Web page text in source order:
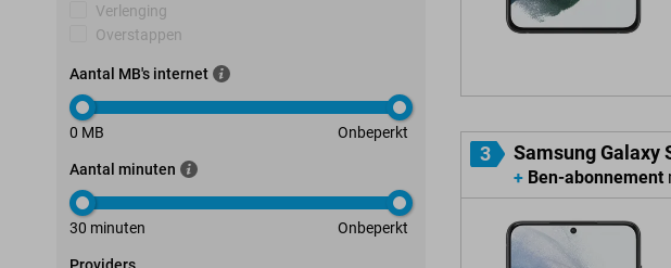
Verlenging
Overstappen
Aantal MB's internet
0 MB Onbeperkt
Aantal minuten
30 minuten Onbeperkt
3 Samsung Galaxy
+ Ben-abonnement